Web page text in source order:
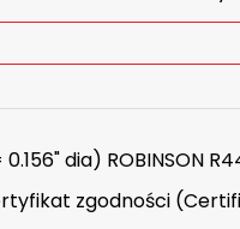
dia) ROBINSON
zgodności